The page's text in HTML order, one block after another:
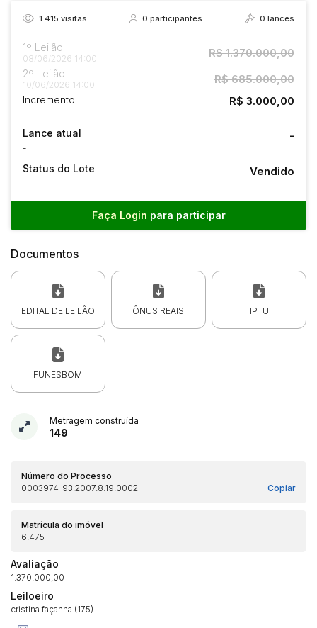
1.415 visitas 0 participantes 0 lances
1º Leilão
08/06/2026 14:00 R$ 1.370.000,00
2º Leilão
10/06/2026 14:00 R$ 685.000,00
Incremento R$ 3.000,00
Lance atual
-
-
Status do Lote Vendido
Faça Login para participar
Documentos
EDITAL DE LEILÃO ÔNUS REAIS IPTU
FUNESBOM
Metragem construída
149
Número do Processo
0003974-93.2007.8.19.0002
Copiar
Matrícula do imóvel
6.475
Avaliação
1.370.000,00
Leiloeiro
cristina façanha (175)
apartamentos por anda
Envie sua Proposta
(Art. 895, CPC)
propostas